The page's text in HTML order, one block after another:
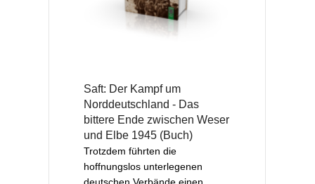
Saft: Der Kampf um
Norddeutschland - Das
bittere Ende zwischen Weser
und Elbe 1945 (Buch)
Trotzdem führten die
hoffnungslos unterlegenen
deutschen Verbände einen ...